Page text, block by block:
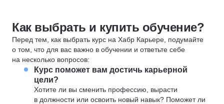
Как выбрать и купить обучение?
Перед тем, как выбрать курс на Хабр Карьере, подумайте
о том, что для вас важно в обучении и ответьте себе
на несколько вопросов:
Курс поможет вам достичь карьерной
цели?
Хотите ли вы сменить профессию, вырасти
в должности или освоить новый навык? Поможет ли